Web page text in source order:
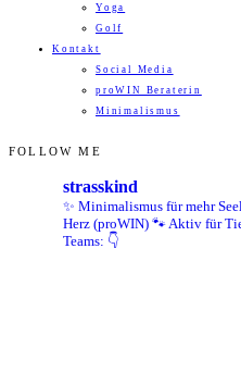
Yoga
Golf
Kontakt
Social Media
proWIN Beraterin
Minimalismus
FOLLOW ME
strasskind
✨ Minimalismus für mehr
Herz (proWIN) 🐾 Aktiv für
Teams: 👇